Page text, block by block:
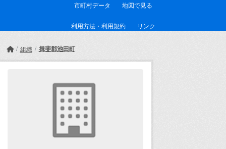
市町村データ 地図で見る
利用方法・利用規約 リンク
組織 揖斐郡池田町